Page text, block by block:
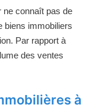
ne connaît pas de
biens immobiliers
Par rapport à
des ventes
à